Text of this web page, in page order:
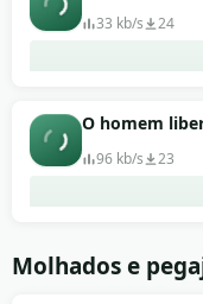
33 kb/s 24
O homem
96 kb/s 23
Molhados e